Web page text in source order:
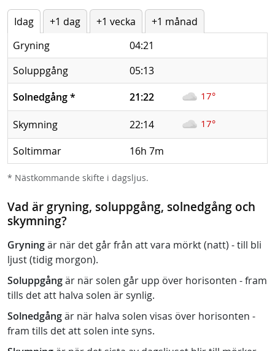
Idag +1 dag +1 vecka
+1 månad
Gryning
04:21
Soluppgång
05:13
Solnedgång* 21:22 17°
Skymning 22:14 17°
Soltimmar 16h 7m
* Nästkommande skifte i dagsljus.
Vad är gryning, soluppgång, solnedgång och
skymning?
Gryningär när det går från att vara mörkt (natt) - till bli
ljust (tidig morgon).
Soluppgångär när solen går upp över horisonten - fram
tills det att halva solen är synlig.
Solnedgångär när halva solen visas över horisonten -
fram tills det att solen inte syns.